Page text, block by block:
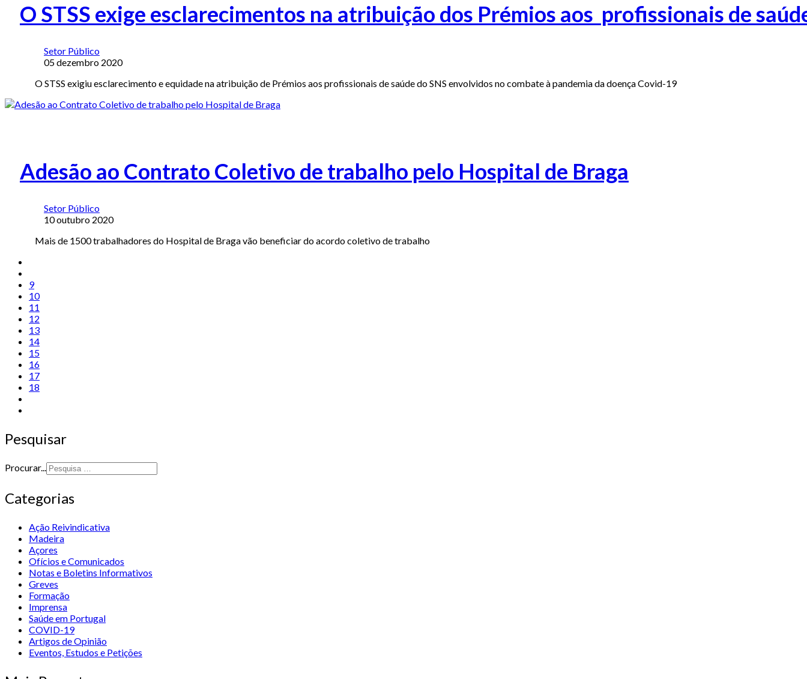
O STSS exige esclarecimentos na atribuição dos Prémios aos profissionais de
Setor Público
05 dezembro 2020
O STSS exigiu esclarecimento e equidade na atribuição de Prémios aos profissionais de saúde do SNS envolvidos no combate à pandemia da doença Covid-19
Adesão ao Contrato Coletivo de trabalho pelo Hospital de Braga
Setor Público
10 outubro 2020
Mais de 1500 trabalhadores do Hospital de Braga vão beneficiar do acordo coletivo de trabalho
9
10
11
12
13
14
15
16
17
18
Pesquisar
Procurar...
Categorias
Ação Reivindicativa
Madeira
Açores
Ofícios e Comunicados
Notas e Boletins Informativos
Greves
Formação
Imprensa
Saúde em Portugal
COVID-19
Artigos de Opinião
Eventos, Estudos e Petições